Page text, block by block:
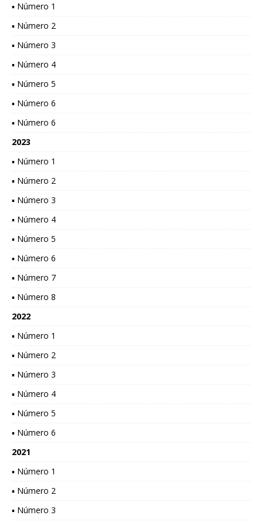
▪ Número 1
▪ Número 2
▪ Número 3
▪ Número 4
▪ Número 5
▪ Número 6
▪ Número 6
2023
▪ Número 1
▪ Número 2
▪ Número 3
▪ Número 4
▪ Número 5
▪ Número 6
▪ Número 7
▪ Número 8
2022
▪ Número 1
▪ Número 2
▪ Número 3
▪ Número 4
▪ Número 5
▪ Número 6
2021
▪ Número 1
▪ Número 2
▪ Número 3